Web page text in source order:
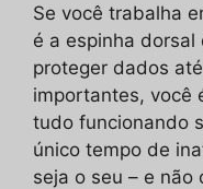
Se você trabalha
é a espinha dorsal
proteger dados
importantes, você
tudo funcionando
único tempo de
seja o seu – e não